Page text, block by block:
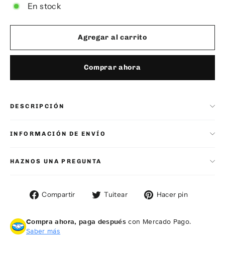
En stock
Agregar al carrito
Comprar ahora
DESCRIPCIÓN
INFORMACIÓN DE ENVÍO
HAZNOS UNA PREGUNTA
Compartir
Compartir
Facebook
Tuitear
Tuitear
Twitter
Hacer pin
Compra ahora, paga después con Mercado Pago.
Saber más